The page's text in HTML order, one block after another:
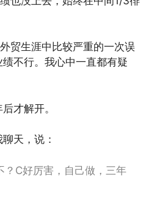
贸生涯中比较严重的一次误
不行。我心中一直都有疑
才解开。
天，说：
？C好厉害，自己做，三年